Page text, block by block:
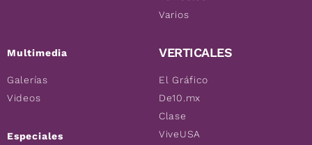
Multimedia
Galerías
Videos
Especiales
Varios
VERTICALES
El Gráfico
De10.mx
Clase
ViveUSA